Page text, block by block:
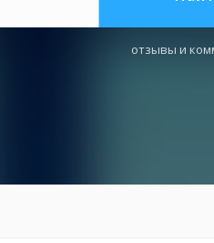
отзывы и